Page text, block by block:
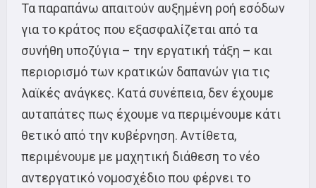
Τα παραπάνω απαιτούν αυξημένη ροή εσόδων
για το κράτος που εξασφαλίζεται από τα
συνήθη υποζύγια – την εργατική τάξη – και
περιορισμό των κρατικών δαπανών για τις
λαϊκές ανάγκες. Κατά συνέπεια, δεν έχουμε
αυταπάτες πως έχουμε να περιμένουμε κάτι
θετικό από την κυβέρνηση. Αντίθετα,
περιμένουμε με μαχητική διάθεση το νέο
αντεργατικό νομοσχέδιο που φέρνει το